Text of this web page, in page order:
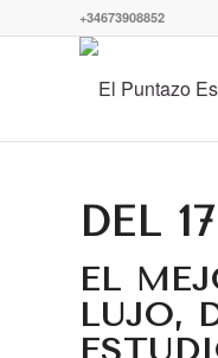
+34673908852
DEL
EL
LUJO,